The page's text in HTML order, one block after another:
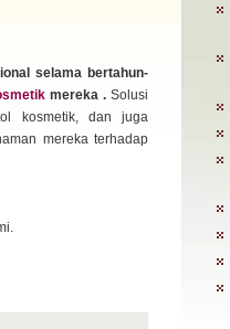
selama bertahun-
mereka . Solusi
kosmetik, dan juga
mereka terhadap